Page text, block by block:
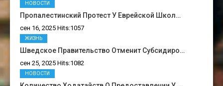
Пропалестинский Протест У Еврейской Школ…
сен 16, 2025 Hits:1057
НОВОСТИ
Шведское Правительство Отменит Субсидиро…
сен 25, 2025 Hits:1082
ЖИЗНЬ
НОВОСТИ